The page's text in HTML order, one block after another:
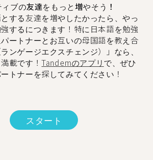
ブの友達をもっと増やそう！
する友達を増やしたかったら、やっ
するにつきます！特に日本語を勉強
ートナーとお互いの母国語を教え合
ンゲージエクスチェンジ）」なら、
載です！Tandemのアプリ で、ぜひ
トナーを探してみてください！
スタート